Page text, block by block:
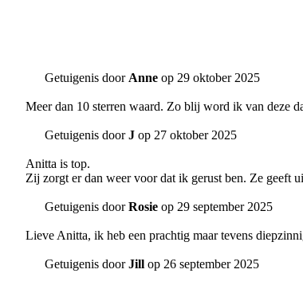
Getuigenis door Anne op 29 oktober 2025
Meer dan 10 sterren waard. Zo blij word ik van deze
Getuigenis doorJ op 27 oktober 2025
Anitta is top.
Zij zorgt er dan weer voor dat ik gerust ben. Ze geeft
Getuigenis doorRosie op 29 september 2025
Lieve Anitta, ik heb een prachtig maar tevens
Getuigenis doorJill op 26 september 2025